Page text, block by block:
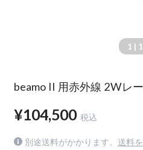
1 | 1
beamo II 用赤外線 2Wレ
¥104,500 税込
別途送料がかかります。 送料